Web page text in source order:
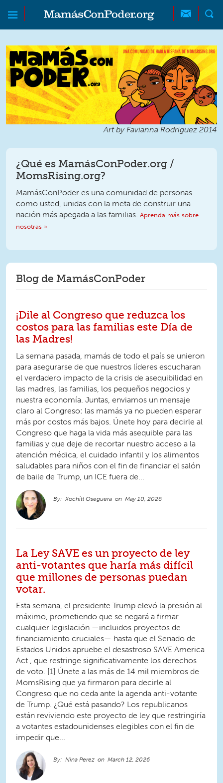
Skip to main content
Skip to main content
MamásConPoder
Art by Favianna Rodriguez 2014
¿Qué es MamásConPoder.org /
MomsRising.org?
MamásConPoder es una comunidad de personas
como usted, unidas con la meta de construir una
nación más apegada a las familias. Aprenda más sobre
nosotras »
Blog de MamásConPoder
¡Dile al Congreso que reduzca los
costos para las familias este Día de
las Madres!
La semana pasada, mamás de todo el país se unieron
para asegurarse de que nuestros líderes escucharan
el verdadero impacto de la crisis de asequibilidad en
las madres, las familias, los pequeños negocios y
nuestra economía. Juntas, enviamos un mensaje
claro al Congreso: las mamás ya no pueden esperar
más por costos más bajos. Únete hoy para decirle al
Congreso que haga la vida más asequible para las
familias y que deje de recortar nuestro acceso a la
atención médica, el cuidado infantil y los alimentos
saludables para niños con el fin de financiar el salón
de baile de Trump, un ICE fuera de...
Xochitl Oseguera May 10, 2026
La Ley SAVE es un proyecto de ley
anti-votantes que haría más difícil
que millones de personas puedan
votar.
Esta semana, el presidente Trump elevó la presión al
máximo, prometiendo que se negará a firmar
cualquier legislación —incluidos proyectos de
financiamiento cruciales— hasta que el Senado de
Estados Unidos apruebe el desastroso SAVE America
Act , que restringe significativamente los derechos
de voto. [1] Únete a las más de 14 mil miembros de
MomsRising que ya firmaron para decirle al
Congreso que no ceda ante la agenda anti-votante
de Trump. ¿Qué está pasando? Los republicanos
están reviviendo este proyecto de ley que restringiría
a votantes estadounidenses elegibles con el fin de
impedir que...
Nina Perez March 12, 2026